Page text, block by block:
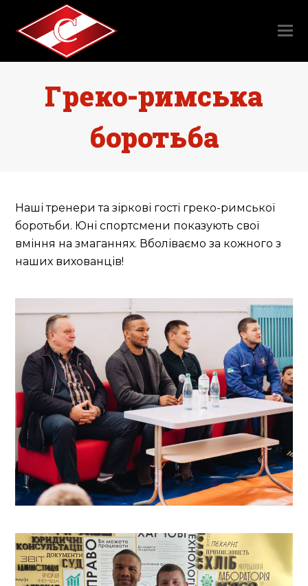
Греко-римська
боротьба
Наші тренери та зіркові гості греко-римської
боротьби. Юні спортсмени показують свої
вміння на змаганнях. Вболіваємо за кожного з
наших вихованців!